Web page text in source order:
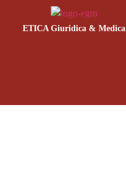
ETICA Giuridica & Medica